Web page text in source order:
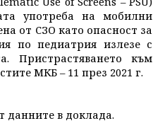
употреба на мобилни
от СЗО като опасност за
по педиатрия излезе с
Пристрастяването към
МКБ – 11 през 2021 г.
данните в доклада.